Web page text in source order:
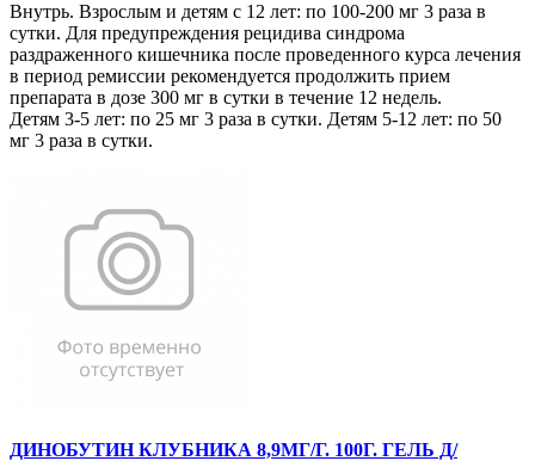
Внутрь. Взрослым и детям с 12 лет: по 100-200 мг 3 раза в
сутки. Для предупреждения рецидива синдрома
раздраженного кишечника после проведенного курса лечения
в период ремиссии рекомендуется продолжить прием
препарата в дозе 300 мг в сутки в течение 12 недель.
Детям 3-5 лет: по 25 мг 3 раза в сутки. Детям 5-12 лет: по 50
мг 3 раза в сутки.
ДИНОБУТИН КЛУБНИКА 8,9МГ/Г. 100Г. ГЕЛЬ Д/